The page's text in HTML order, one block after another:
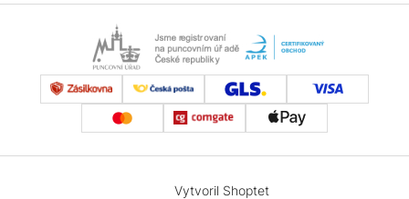
Vytvoril Shoptet